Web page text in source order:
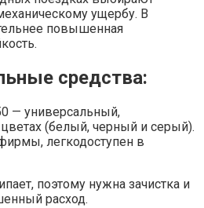
ущербу. В
повышенная
средства:
— универсальный,
(белый, черный и серый).
легкодоступен в
поэтому нужна зачистка и
расход.